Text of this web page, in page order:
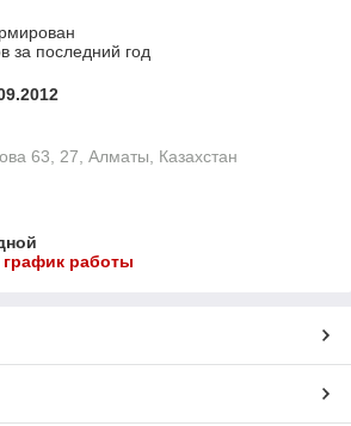
за последний год
63, 27, Алматы, Казахстан
график работы